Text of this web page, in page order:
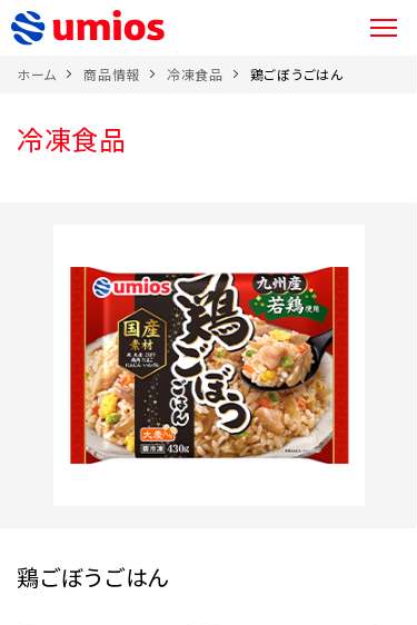
ホーム 商品情報 冷凍食品 鶏ごぼうごはん
冷凍食品
鶏ごぼうごはん